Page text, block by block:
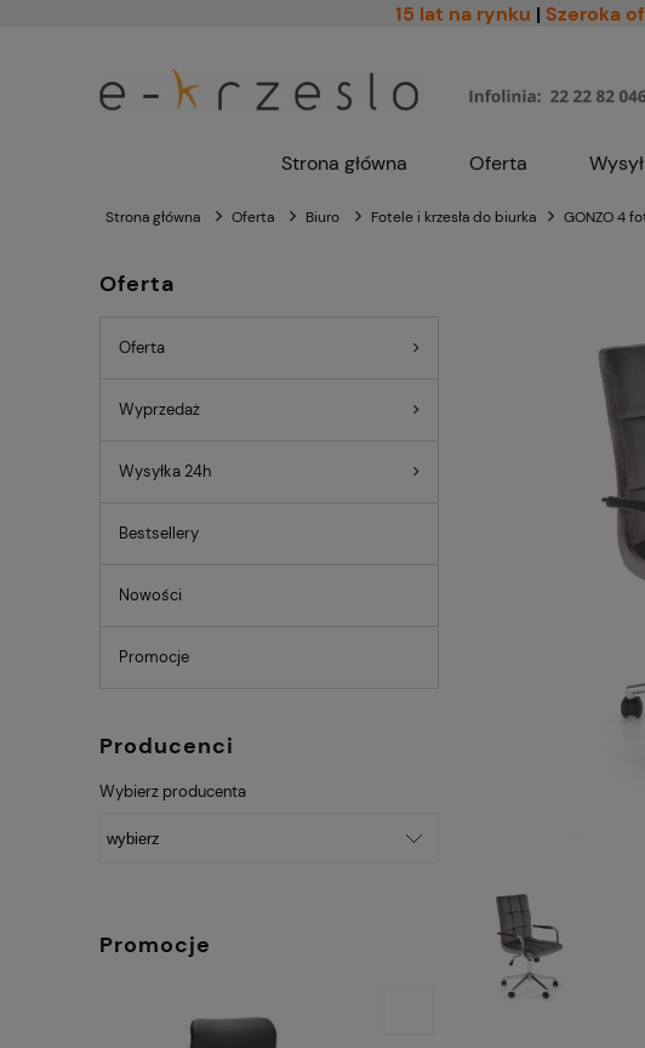
15 lat na rynku | Szeroka
Strona główna Oferta
Strona główna Oferta Biuro Fotele i krzesła do biurka GONZO 4
Oferta
Oferta
Wyprzedaż
Wysyłka 24h
Bestsellery
Nowości
Promocje
Producenci
Wybierz producenta
Promocje